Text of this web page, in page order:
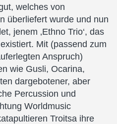
welches von
überliefert wurde und nun
jenem ‚Ethno Trio‘, das
Mit (passend zum
Anspruch)
wie Gusli, Ocarina,
dargebotener, aber
Percussion und
Worldmusic
Troitsa ihre